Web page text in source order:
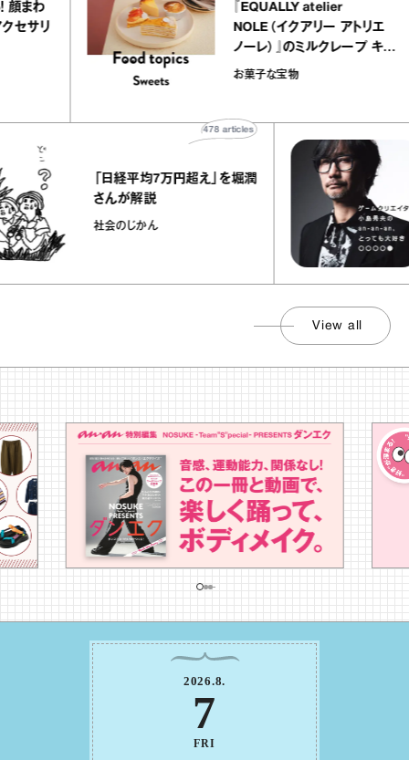
る！ 顔まわ
アクセサリ
『EQUALLY atelier
NOLE（イクアリー アトリ
ノーレ）』のミルクレープ
ラメルバニーユほか｜
お菓子な宝物
「日経平均7万円超え」を堀潤
さんが解説
社会のじかん
articles
View all
2026.8.
7
FRI